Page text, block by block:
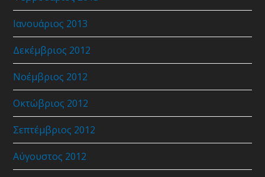
Ιανουάριος 2013
Δεκέμβριος 2012
Νοέμβριος 2012
Οκτώβριος 2012
Σεπτέμβριος 2012
Αύγουστος 2012